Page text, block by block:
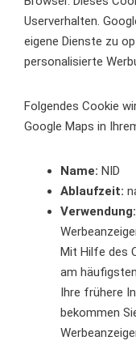
Userverhalten.
eigene Dienste zu
personalisierte
Folgendes Cookie
Google Maps in
Name: NID
Ablaufzeit:
Verwendung:
Mit Hilfe des
am
Ihre frühere
bekommen